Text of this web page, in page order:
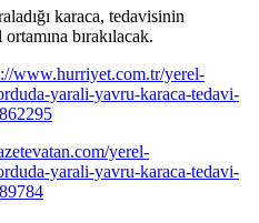
karaca, tedavisinin
bırakılacak.
www.hurriyet.com.tr/yerel-
yarali-yavru-karaca-tedavi-
yerel-
yarali-yavru-karaca-tedavi-